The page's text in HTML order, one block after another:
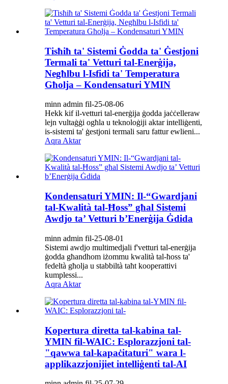
Tisħiħ ta' Sistemi Ġodda ta' Ġestjoni
Termali ta' Vetturi tal-Enerġija,
Negħlbu l-Isfidi ta' Temperatura
Għolja – Kondensaturi YMIN
minn admin fil-25-08-06
Hekk kif il-vetturi tal-enerġija ġodda jaċċelleraw
lejn vultaġġi ogħla u teknoloġiji aktar intelliġenti,
is-sistemi ta' ġestjoni termali saru fattur ewlieni...
Aqra Aktar
Kondensaturi YMIN: Il-“Gwardjani
tal-Kwalità tal-Ħoss” għal Sistemi
Awdjo ta’ Vetturi b’Enerġija Ġdida
minn admin fil-25-08-01
Sistemi awdjo multimedjali f'vetturi tal-enerġija
ġodda għandhom iżommu kwalità tal-ħoss ta'
fedeltà għolja u stabbiltà taħt kooperattivi
kumplessi...
Aqra Aktar
Kopertura diretta tal-kabina tal-
YMIN fil-WAIC: Esplorazzjoni tal-
"qawwa tal-kapaċitaturi" wara l-
applikazzjonijiet intelliġenti tal-AI